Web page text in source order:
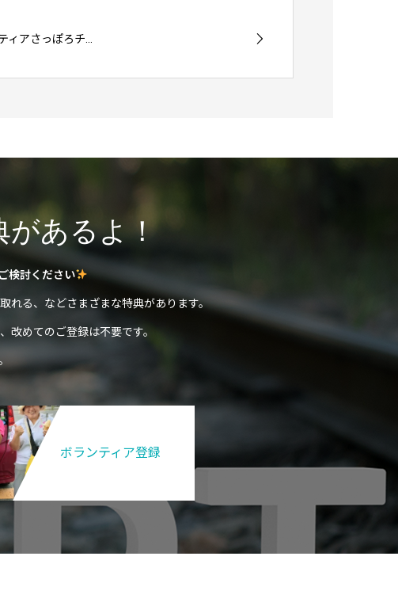
ィアさっぽろチ...
があるよ！
検討ください
れる、などさまざまな特典があります。
めてのご登録は不要です。
ボランティア登録